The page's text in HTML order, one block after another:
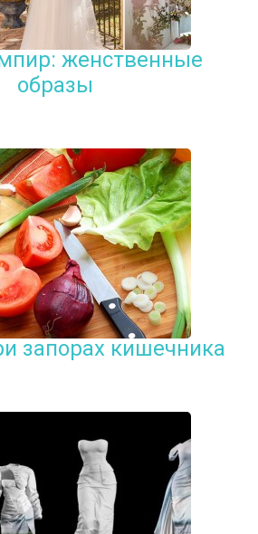
женственные
образы
запорах кишечника